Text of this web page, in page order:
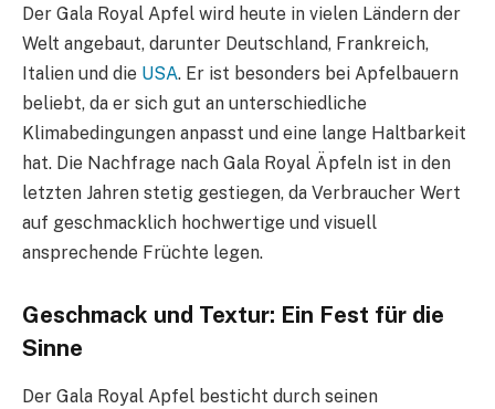
Der Gala Royal Apfel wird heute in vielen Ländern der
Welt angebaut, darunter Deutschland, Frankreich,
Italien und die USA. Er ist besonders bei Apfelbauern
beliebt, da er sich gut an unterschiedliche
Klimabedingungen anpasst und eine lange Haltbarkeit
hat. Die Nachfrage nach Gala Royal Äpfeln ist in den
letzten Jahren stetig gestiegen, da Verbraucher Wert
auf geschmacklich hochwertige und visuell
ansprechende Früchte legen.
Geschmack und Textur: Ein Fest für die
Sinne
Der Gala Royal Apfel besticht durch seinen